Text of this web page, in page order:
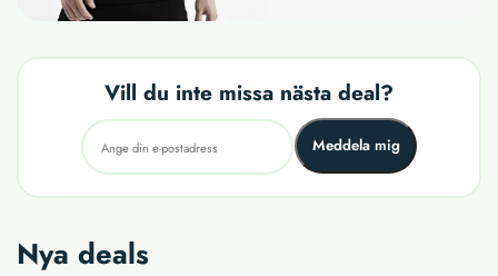
Vill du inte missa nästa deal?
Meddela mig
Nya deals